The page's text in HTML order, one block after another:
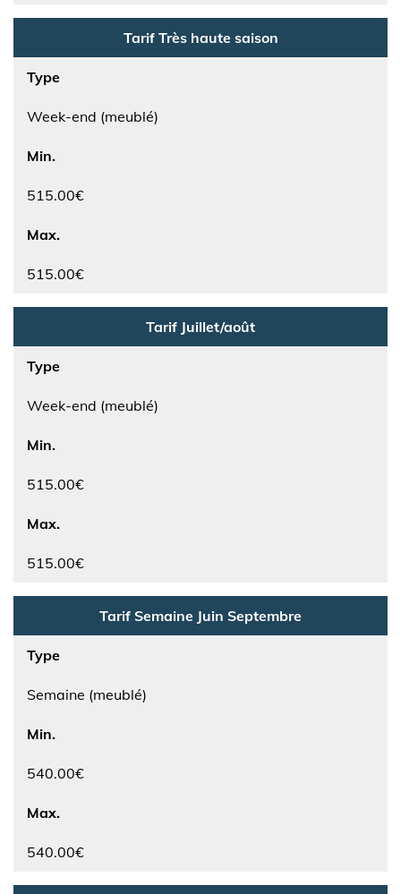
Tarif Très haute saison
Type
Week-end (meublé)
Min.
515.00€
Max.
515.00€
Tarif Juillet/août
Type
Week-end (meublé)
Min.
515.00€
Max.
515.00€
Tarif Semaine Juin Septembre
Type
Semaine (meublé)
Min.
540.00€
Max.
540.00€